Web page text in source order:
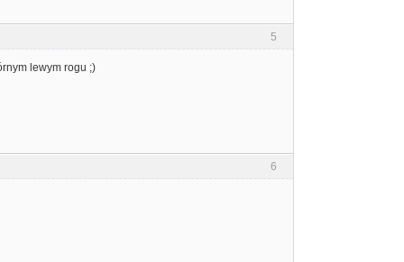
5
lewym rogu ;)
6